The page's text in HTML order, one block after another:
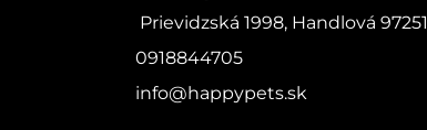
Prievidzská 1998, Handlová 97251
0918844705
info@happypets.sk